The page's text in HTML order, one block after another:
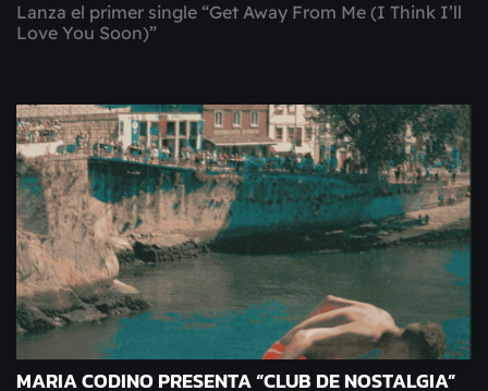
Lanza el primer single “Get Away From Me (I Think I’ll
Love You Soon)”
MARIA CODINO PRESENTA “CLUB DE NOSTALGIA”